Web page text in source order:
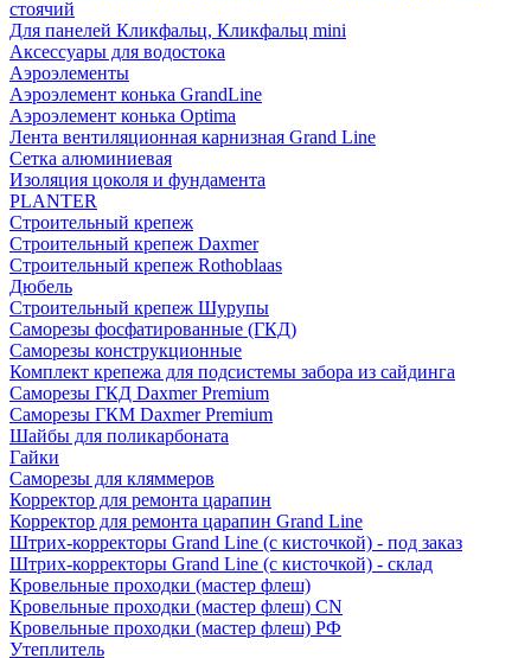
стоячий
Для панелей Кликфальц, Кликфальц mini
Аксессуары для водостока
Аэроэлементы
Аэроэлемент конька GrandLine
Аэроэлемент конька Optima
Лента вентиляционная карнизная Grand Line
Сетка алюминиевая
Изоляция цоколя и фундамента
PLANTER
Строительный крепеж
Строительный крепеж Daxmer
Строительный крепеж Rothoblaas
Дюбель
Строительный крепеж Шурупы
Саморeзы фосфатированные (ГКД)
Саморезы конструкционные
Комплект крепежа для подсистемы забора из сайдинга
Саморезы ГКД Daxmer Premium
Саморезы ГКМ Daxmer Premium
Шайбы для поликарбоната
Гайки
Саморезы для кляммеров
Корректор для ремонта царапин
Корректор для ремонта царапин Grand Line
Штрих-корректоры Grand Line (с кисточкой) - под заказ
Штрих-корректоры Grand Line (с кисточкой) - склад
Кровельные проходки (мастер флеш)
Кровельные проходки (мастер флеш) CN
Кровельные проходки (мастер флеш) РФ
Утеплитель